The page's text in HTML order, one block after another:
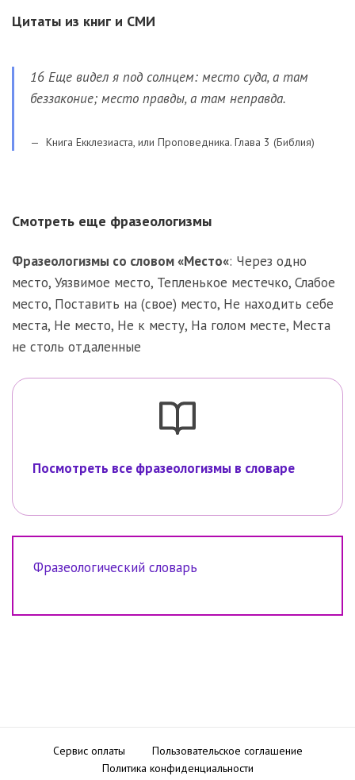
Цитаты из книг и СМИ
16 Еще видел я под солнцем: место суда, а там
беззаконие; место правды, а там неправда.
Книга Екклезиаста, или Проповедника. Глава 3 (Библия)
Смотреть еще фразеологизмы
Фразеологизмы со словом «Место«: Через одно
место, Уязвимое место, Тепленькое местечко, Слабое
место, Поставить на (свое) место, Не находить себе
места, Не место, Не к месту, На голом месте, Места
не столь отдаленные
Посмотреть все фразеологизмы в словаре
Фразеологический словарь
Сервис оплаты
Пользовательское соглашение
Политика конфиденциальности